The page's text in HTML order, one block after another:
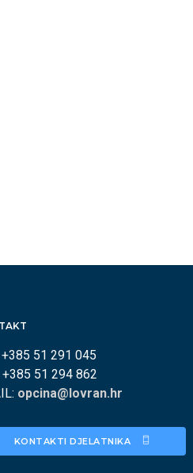
+385 51 291 045
+385 51 294 862
opcina@lovran.hr
KONTAKTI DJELATNIKA